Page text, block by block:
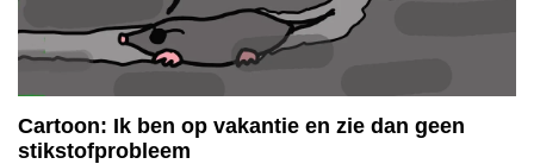
Cartoon: Ik ben op vakantie en zie dan geen
stikstofprobleem